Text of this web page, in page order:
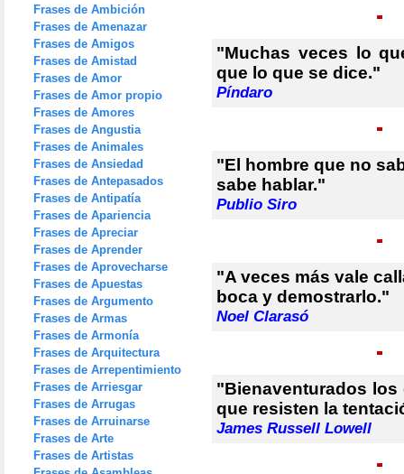
Frases de Ambición
Frases de Amenazar
Frases de Amigos
Frases de Amistad
Frases de Amor
Frases de Amor propio
Frases de Amores
Frases de Angustia
Frases de Animales
Frases de Ansiedad
Frases de Antepasados
Frases de Antipatía
Frases de Apariencia
Frases de Apreciar
Frases de Aprender
Frases de Aprovecharse
Frases de Apuestas
Frases de Argumento
Frases de Armas
Frases de Armonía
Frases de Arquitectura
Frases de Arrepentimiento
Frases de Arriesgar
Frases de Arrugas
Frases de Arruinarse
Frases de Arte
Frases de Artistas
"Muchas veces lo
que lo que se dice."
Píndaro
"El hombre que no
sabe hablar."
Publio Siro
"A veces más vale
boca y demostrarlo."
Noel Clarasó
"Bienaventurados los
que resisten la
James Russell Lowell